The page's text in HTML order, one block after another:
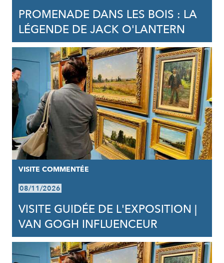
PROMENADE DANS LES BOIS : LA
LÉGENDE DE JACK O'LANTERN
VISITE COMMENTÉE
08/11/2026
VISITE GUIDÉE DE L'EXPOSITION |
VAN GOGH INFLUENCEUR